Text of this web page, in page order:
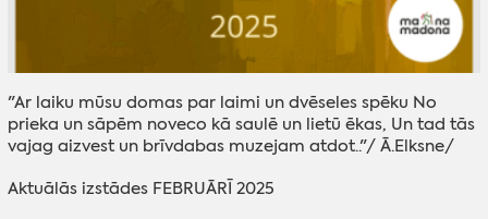
"Ar laiku mūsu domas par laimi un dvēseles spēku No
prieka un sāpēm noveco kā saulē un lietū ēkas, Un tad tās
vajag aizvest un brīvdabas muzejam atdot.."/ Ā.Elksne/
Aktuālās izstādes FEBRUĀRĪ 2025